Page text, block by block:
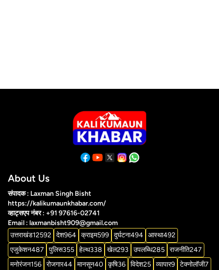
About Us
संपादक : Laxman Singh Bisht
https://kalikumaunkhabar.com/
व्हाट्सएप नंबर : +91 97616-02741
Email : laxmanbisht909@gmail.com
उत्तराखंड12592 देश964 क्राइम599 दुर्घटना494 आस्था492
एजुकेशन487 पुलिस355 हेल्थ338 खेल293 उपलब्धि285 राजनीति247
मनोरंजन156 रोजगार44 मानसून40 कृषि36 विदेश25 व्यापार9 टेक्नोलॉजी7